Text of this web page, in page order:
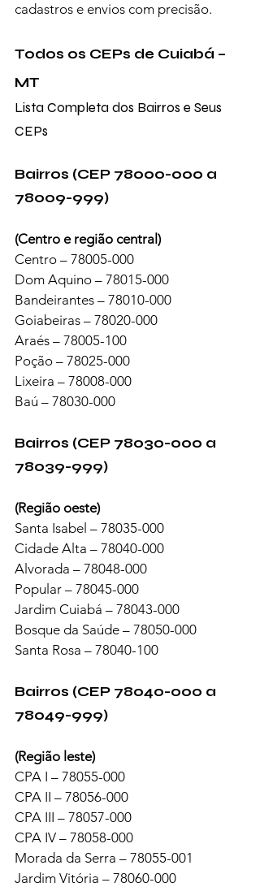
cadastros e envios com precisão.
Todos os CEPs de Cuiabá –
MT
Lista Completa dos Bairros e Seus
CEPs
Bairros (CEP 78000-000 a
78009-999)
(Centro e região central)
Centro – 78005-000
Dom Aquino – 78015-000
Bandeirantes – 78010-000
Goiabeiras – 78020-000
Araés – 78005-100
Poção – 78025-000
Lixeira – 78008-000
Baú – 78030-000
Bairros (CEP 78030-000 a
78039-999)
(Região oeste)
Santa Isabel – 78035-000
Cidade Alta – 78040-000
Alvorada – 78048-000
Popular – 78045-000
Jardim Cuiabá – 78043-000
Bosque da Saúde – 78050-000
Santa Rosa – 78040-100
Bairros (CEP 78040-000 a
78049-999)
(Região leste)
CPA I – 78055-000
CPA II – 78056-000
CPA III – 78057-000
CPA IV – 78058-000
Morada da Serra – 78055-001
Jardim Vitória – 78060-000